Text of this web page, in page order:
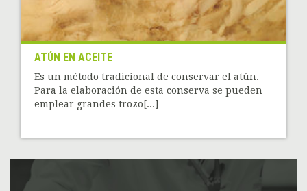
ATÚN EN ACEITE
Es un método tradicional de conservar el atún.
Para la elaboración de esta conserva se pueden
emplear grandes trozo[...]